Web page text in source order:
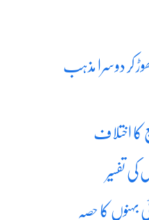
کر دوسرا مذہب
اختلاف
تفسیر
بہنوں کا حصہ